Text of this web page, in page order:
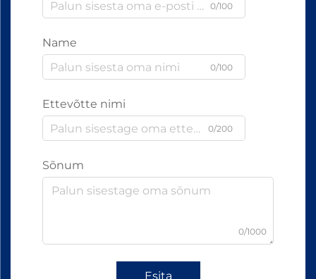
0/100
Name
0/100
Ettevõtte nimi
0/200
Sõnum
0/1000
Esita